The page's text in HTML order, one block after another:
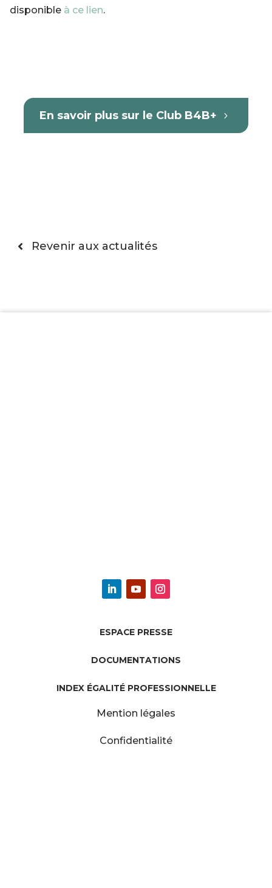
disponible à ce lien.
En savoir plus sur le Club B4B+
Revenir aux actualités
ESPACE PRESSE
DOCUMENTATIONS
INDEX ÉGALITÉ PROFESSIONNELLE
Mention légales
Confidentialité